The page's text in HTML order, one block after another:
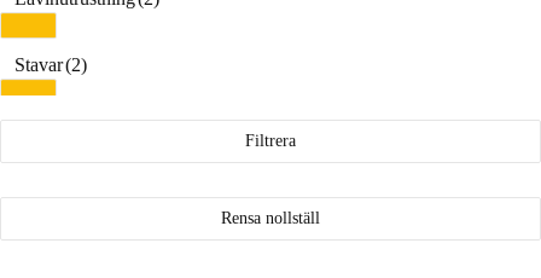
Stavar(2)
Väskor/ Ryggsäckar/ Skidfodral(6)
Bindningar(2)
Filtrera
Rensa nollställ